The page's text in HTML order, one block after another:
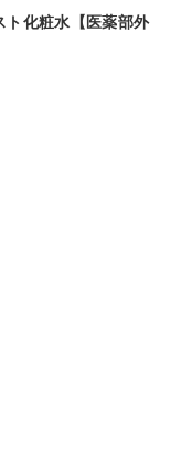
ト化粧水【医薬部外